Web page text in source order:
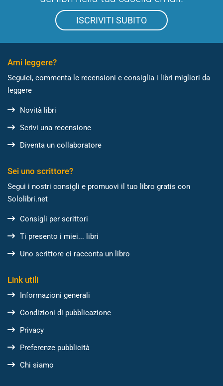
ISCRIVITI SUBITO
Ami leggere?
Seguici, commenta le recensioni e consiglia i libri migliori da
leggere
Novità libri
Scrivi una recensione
Diventa un collaboratore
Sei uno scrittore?
Segui i nostri consigli e promuovi il tuo libro gratis con
Sololibri.net
Consigli per scrittori
Ti presento i miei... libri
Uno scrittore ci racconta un libro
Link utili
Informazioni generali
Condizioni di pubblicazione
Privacy
Preferenze pubblicità
Chi siamo